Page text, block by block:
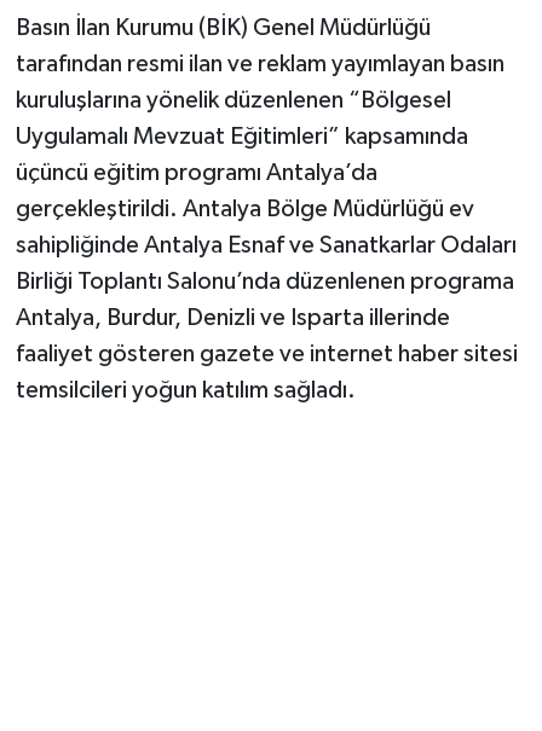
Basın İlan Kurumu (BİK) Genel Müdürlüğü
tarafından resmi ilan ve reklam yayımlayan basın
kuruluşlarına yönelik düzenlenen “Bölgesel
Uygulamalı Mevzuat Eğitimleri” kapsamında
üçüncü eğitim programı Antalya’da
gerçekleştirildi. Antalya Bölge Müdürlüğü ev
sahipliğinde Antalya Esnaf ve Sanatkarlar Odaları
Birliği Toplantı Salonu’nda düzenlenen programa
Antalya, Burdur, Denizli ve Isparta illerinde
faaliyet gösteren gazete ve internet haber sitesi
temsilcileri yoğun katılım sağladı.